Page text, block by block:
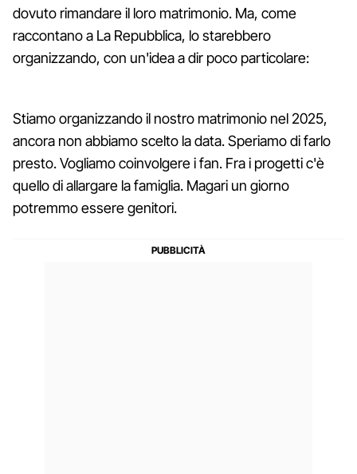
dovuto rimandare il loro matrimonio. Ma, come
raccontano a La Repubblica, lo starebbero
organizzando, con un'idea a dir poco particolare:
Stiamo organizzando il nostro matrimonio nel 2025,
ancora non abbiamo scelto la data. Speriamo di farlo
presto. Vogliamo coinvolgere i fan. Fra i progetti c'è
quello di allargare la famiglia. Magari un giorno
potremmo essere genitori.